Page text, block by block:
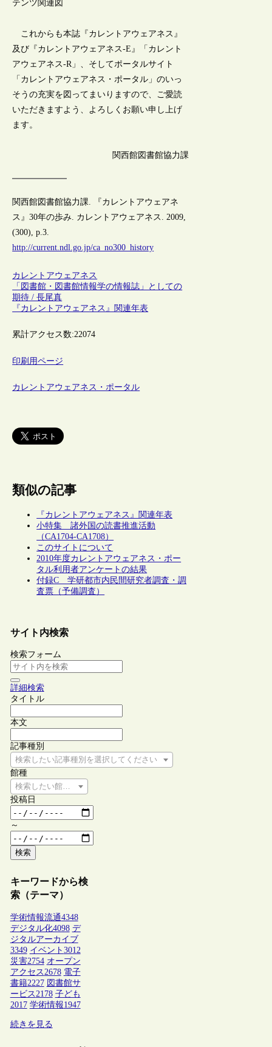
これからも本誌『カレントアウェアネス』
及び『カレントアウェアネス-E』「カレント
アウェアネス-R」、そしてポータルサイト
「カレントアウェアネス・ポータル」のいっ
そうの充実を図ってまいりますので、ご愛読
いただきますよう、よろしくお願い申し上げ
ます。
関西館図書館協力課
関西館図書館協力課. 『カレントアウェアネ
ス』30年の歩み. カレントアウェアネス. 2009,
(300), p.3.
http://current.ndl.go.jp/ca_no300_history
カレントアウェアネス
「図書館・図書館情報学の情報誌」としての
期待 / 長尾真
『カレントアウェアネス』関連年表
累計アクセス数:22074
印刷用ページ
カレントアウェアネス・ポータル
類似の記事
『カレントアウェアネス』関連年表
小特集 諸外国の読書推進活動
（CA1704-CA1708）
このサイトについて
2010年度カレントアウェアネス・ポー
タル利用者アンケートの結果
付録C 学研都市内民間研究者調査・調
査票（予備調査）
サイト内検索
検索フォーム
詳細検索
タイトル
本文
記事種別
検索したい記事種別を選択してください
館種
検索したい館種を選択してください
投稿日
～
検索
キーワードから検
索（テーマ）
学術情報流通4348
デジタル化4098 デ
ジタルアーカイブ
3349 イベント 3012
災害2754 オープン
アクセス 2678 電子
書籍2227 図書館サ
ービス 2178 子ども
2017 学術情報1947
続きを見る